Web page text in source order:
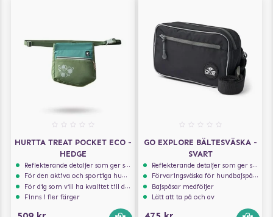
HURTTA TREAT POCKET ECO -
HEDGE
Reflekterande detaljer som ger synlighet i svagt ljus
För den aktiva och sportiga hunden
För dig som vill ha kvalitet till din hund!
Finns i fler färger
GO EXPLORE BÄLTESVÄSKA -
SVART
Reflekterande detaljer som ger synlighet i svagt ljus
Förvaringsväska för hundbajspåsar
Bajspåsar medföljer
Lätt att ta på och av